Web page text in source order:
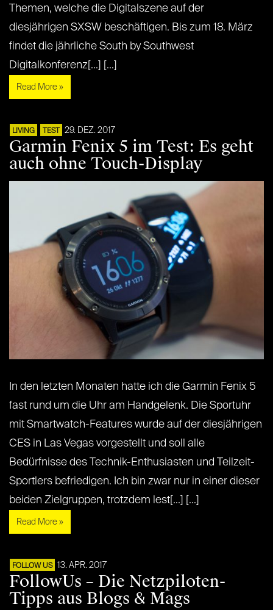
Themen, welche die Digitalszene auf der
diesjährigen SXSW beschäftigen. Bis zum 18. März
findet die jährliche South by Southwest
Digitalkonferenz[...] [...]
Read More »
LIVING TEST 29. DEZ. 2017
Garmin Fenix 5 im Test: Es geht
auch ohne Touch-Display
In den letzten Monaten hatte ich die Garmin Fenix 5
fast rund um die Uhr am Handgelenk. Die Sportuhr
mit Smartwatch-Features wurde auf der diesjährigen
CES in Las Vegas vorgestellt und soll alle
Bedürfnisse des Technik-Enthusiasten und Teilzeit-
Sportlers befriedigen. Ich bin zwar nur in einer dieser
beiden Zielgruppen, trotzdem lest[...] [...]
Read More »
FOLLOW US 13. APR. 2017
FollowUs – Die Netzpiloten-
Tipps aus Blogs & Mags